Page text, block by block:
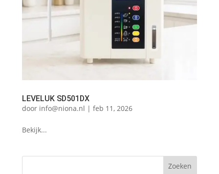
LEVELUK SD501DX
door info@niona.nl | feb 11, 2026
Bekijk...
Zoeken